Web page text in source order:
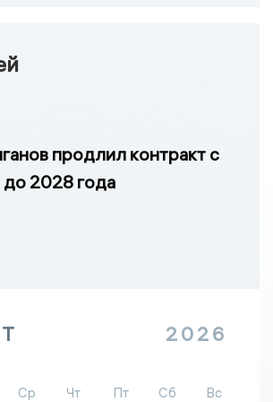
продлил контракт с
2028 года
2026
Ср Чт Пт Сб
Вс